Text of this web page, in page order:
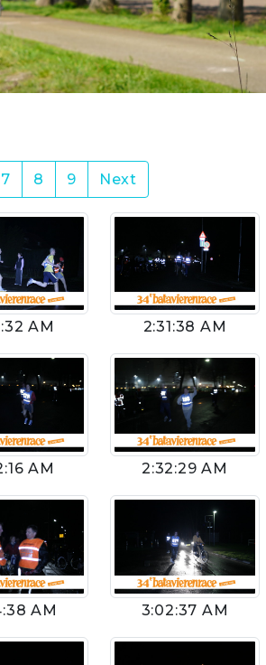
7 8 9 Next
AM 2:31:38 AM
AM 2:32:29 AM
AM 3:02:37 AM